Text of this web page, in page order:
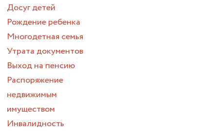
Досуг детей
Рождение ребенка
Многодетная семья
Утрата документов
Выход на пенсию
Распоряжение
недвижимым
имуществом
Инвалидность